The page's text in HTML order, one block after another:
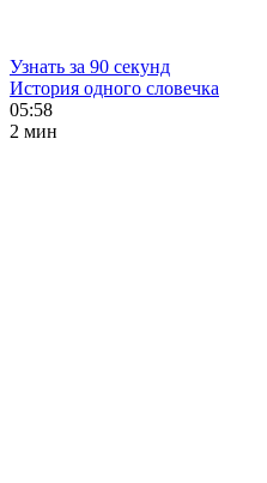
Узнать за 90 секунд
История одного словечка
05:58
2 мин